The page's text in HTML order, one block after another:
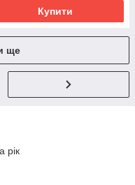
Купити
ще
рік